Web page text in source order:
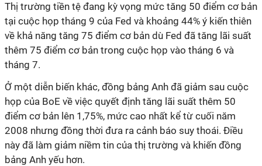
Thị trường tiền tệ đang kỳ vọng mức tăng 50 điểm cơ bản
tại cuộc họp tháng 9 của Fed và khoảng 44% ý kiến thiên
về khả năng tăng 75 điểm cơ bản dù Fed đã tăng lãi suất
thêm 75 điểm cơ bản trong cuộc họp vào tháng 6 và
tháng 7.
Ở một diễn biến khác, đồng bảng Anh đã giảm sau cuộc
họp của BoE về việc quyết định tăng lãi suất thêm 50
điểm cơ bản lên 1,75%, mức cao nhất kể từ cuối năm
2008 nhưng đồng thời đưa ra cảnh báo suy thoái. Điều
này đã làm giảm niềm tin của thị trường và khiến đồng
bảng Anh yếu hơn.